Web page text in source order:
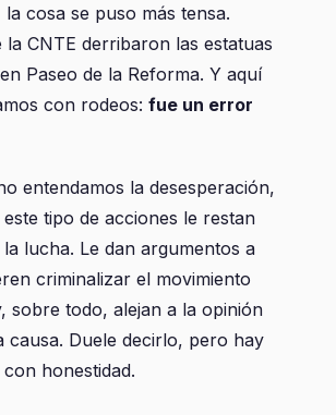
la cosa se puso más tensa.
la CNTE derribaron las estatuas
Paseo de la Reforma. Y aquí
con rodeos: fue un error
entendamos la desesperación,
tipo de acciones le restan
la lucha. Le dan argumentos a
criminalizar el movimiento
sobre todo, alejan a la opinión
causa. Duele decirlo, pero hay
honestidad.